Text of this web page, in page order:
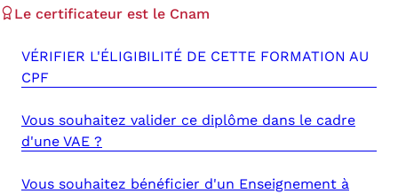
Règlement intérieur
Modalités d'inscription
Tarifs
Le certificateur est le Cnam
VÉRIFIER L'ÉLIGIBILITÉ DE CETTE FORMATION AU
CPF
Vous souhaitez valider ce diplôme dans le cadre
d'une VAE ?
Vous souhaitez bénéficier d'un Enseignement à